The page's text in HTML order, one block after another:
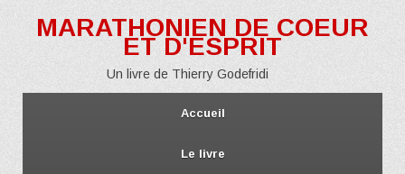
MARATHONIEN DE COEUR
ET D'ESPRIT
Un livre de Thierry Godefridi
Accueil
Le livre